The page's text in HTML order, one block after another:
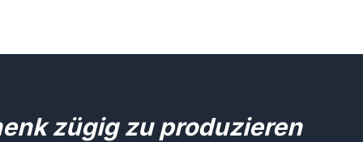
zügig zu produzieren